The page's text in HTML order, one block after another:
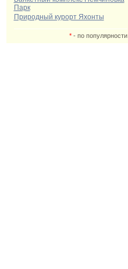
Парк
Природный курорт Яхонты
*- по популярности